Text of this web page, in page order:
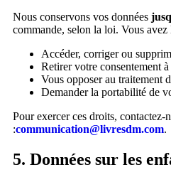
Nous conservons vos données
commande, selon la loi. Vous avez
Accéder, corriger ou
Retirer votre consentement
Vous opposer au traitement
Demander la portabilité de
Pour exercer ces droits, contactez-
:communication@livresdm.com.
5. Données sur les